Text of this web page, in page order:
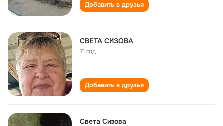
Добавить в друзья
СВЕТА СИЗОВА
71 год
Добавить в друзья
Света Сизова